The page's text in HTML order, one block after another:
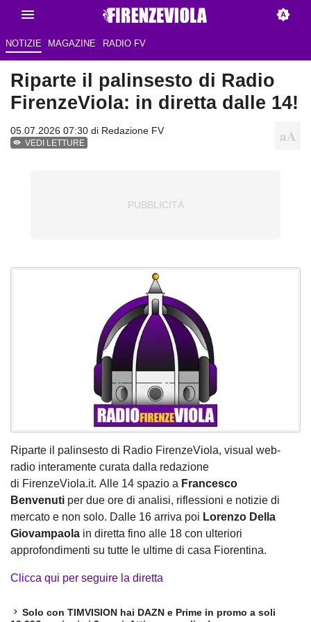
NOTIZIE MAGAZINE RADIO FV
Riparte il palinsesto di Radio
FirenzeViola: in diretta dalle 14!
05.07.2026 07:30 di Redazione FV
VEDI LETTURE
Riparte il palinsesto di Radio FirenzeViola, visual web-
radio interamente curata dalla redazione
di FirenzeViola.it. Alle 14 spazio a Francesco
Benvenuti per due ore di analisi, riflessioni e notizie di
mercato e non solo. Dalle 16 arriva poi Lorenzo Della
Giovampaola in diretta fino alle 18 con ulteriori
approfondimenti su tutte le ultime di casa Fiorentina.
Clicca qui per seguire la diretta
Solo con TIMVISION hai DAZN e Prime in promo a soli